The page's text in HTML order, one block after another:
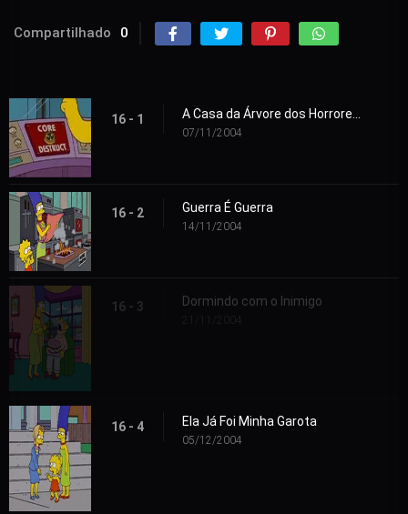
Compartilhado 0
16 - 1
07/11/2004
16 - 2 Guerra É Guerra
14/11/2004
16 - 3 Dormindo com o Inimigo
16 - 4 Ela Já Foi Minha Garota
05/12/2004